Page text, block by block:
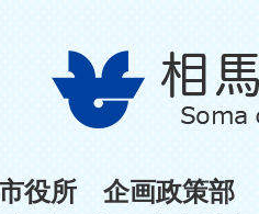
役所 企画政策部